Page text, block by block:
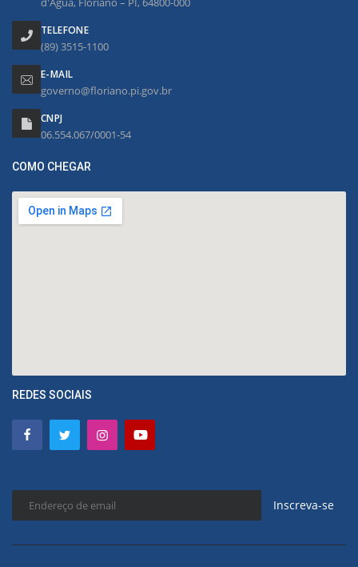
TELEFONE
(89) 3515-1100
E-MAIL
governo@floriano.pi.gov.br
CNPJ
06.554.067/0001-54
COMO CHEGAR
REDES SOCIAIS
Inscreva-se